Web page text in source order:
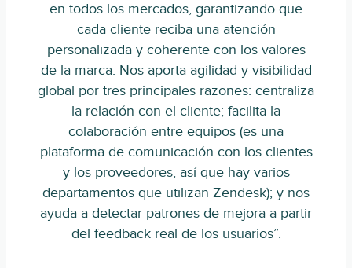
en todos los mercados, garantizando que
cada cliente reciba una atención
personalizada y coherente con los valores
de la marca. Nos aporta agilidad y visibilidad
global por tres principales razones: centraliza
la relación con el cliente; facilita la
colaboración entre equipos (es una
plataforma de comunicación con los clientes
y los proveedores, así que hay varios
departamentos que utilizan Zendesk); y nos
ayuda a detectar patrones de mejora a partir
del feedback real de los usuarios”.